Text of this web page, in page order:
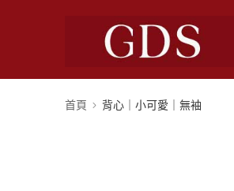
首頁 背心｜小可愛｜無袖